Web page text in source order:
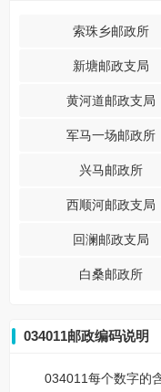
索珠乡邮政所
新塘邮政支局
黄河道邮政支局
军马一场邮政所
兴马邮政所
西顺河邮政支局
回澜邮政支局
白桑邮政所
034011邮政编码说明
034011每个数字的